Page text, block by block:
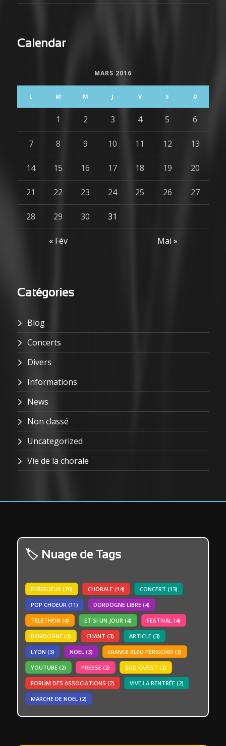
Calendar
MARS 2016
L M M J V S D
« Fév Mai »
1 2 3 4 5 6
7 8 9 10 11 12 13
14 15 16 17 18 19 20
21 22 23 24 25 26 27
28 29 30 31
Catégories
Blog
Concerts
Divers
Informations
News
Non classé
Uncategorized
Vie de la chorale
Nuage de Tags
PERIGUEUX (20) CHORALE (14) CONCERT (13)
POP CHOEUR (11) DORDOGNE LIBRE (4)
TELETHON (4) ET SI UN JOUR (4) FESTIVAL (4)
DORDOGNE (3) CHANT (3) ARTICLE (3)
LYON (3) NOEL (3) FRANCE BLEU PÉRIGORD (3)
YOUTUBE (2) PRESSE (2) SUD-OUEST (2)
FORUM DES ASSOCIATIONS (2) VIVE LA RENTRÉE (2)
MARCHE DE NOEL (2)